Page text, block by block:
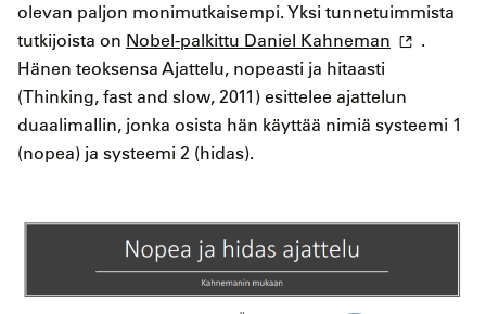
olevan paljon monimutkaisempi. Yksi tunnetuimmista
tutkijoista on Nobel-palkittu Daniel Kahneman
.
Hänen teoksensa Ajattelu, nopeasti ja hitaasti
(Thinking, fast and slow, 2011) esittelee ajattelun
duaalimallin, jonka osista hän käyttää nimiä systeemi 1
(nopea) ja systeemi 2 (hidas).